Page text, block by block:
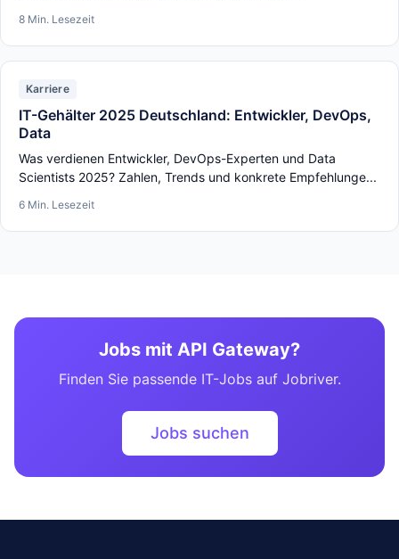
8 Min. Lesezeit
Karriere
IT-Gehälter 2025 Deutschland: Entwickler, DevOps,
Data
Was verdienen Entwickler, DevOps-Experten und Data
Scientists 2025? Zahlen, Trends und konkrete Empfehlunge...
6 Min. Lesezeit
Jobs mit API Gateway?
Finden Sie passende IT-Jobs auf Jobriver.
Jobs suchen